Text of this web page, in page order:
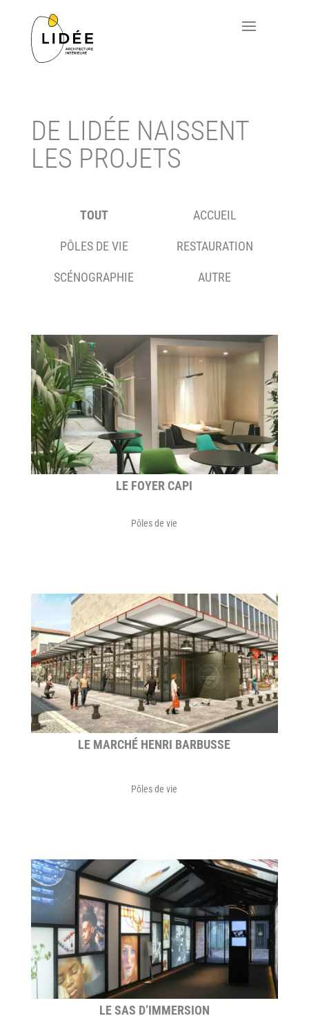
DE LIDÉE NAISSENT
LES PROJETS
TOUT ACCUEIL
PÔLES DE VIE RESTAURATION
SCÉNOGRAPHIE AUTRE
LE FOYER CAPI
Pôles de vie
LE MARCHÉ HENRI BARBUSSE
Pôles de vie
LE SAS D’IMMERSION